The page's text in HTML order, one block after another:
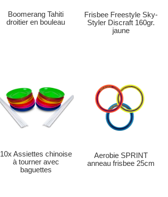
Boomerang Tahiti
droitier en bouleau
Frisbee Freestyle Sky-
Styler Discraft 160gr.
jaune
10x Assiettes chinoise
à tourner avec
baguettes
Aerobie SPRINT
anneau frisbee 25cm